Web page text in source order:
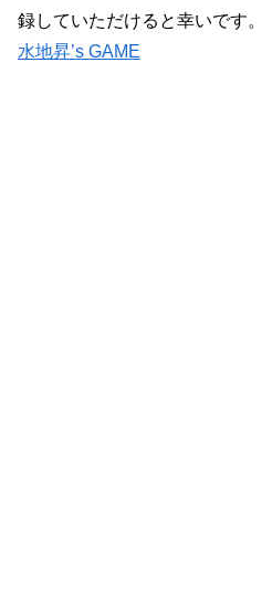
録していただけると幸いです。
水地昇’s GAME